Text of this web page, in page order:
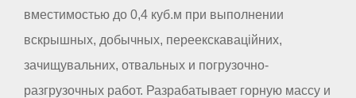
вместимостью до 0,4 куб.м при выполнении
вскрышных, добычных, переекскаваційних,
зачищувальних, отвальных и погрузочно-
разгрузочных работ. Разрабатывает горную массу и